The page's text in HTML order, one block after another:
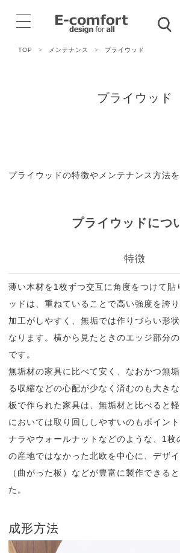
TOP > メンテナンス > プライウッド
プライウッド
プライウッドの特徴やメンテナンス方法を
プライウッドにつ
特徴
薄い木材を1枚ずつ交互に角度をつけて貼
ッドは、重ねていることで高い強度を誇
加工がしやすく、無垢では作りづらい形
なります。横から見たときのエッジ部分
です。
無垢材の家具に比べて安く、なおかつ無
る収縮などの心配が少なく済むのも大き
板で作られた家具は、無垢材と比べると
においては取り回ししやすいのもポイント
ナラやウォールナットなどのような、1枚
の産地ではなかった北欧を中心に、デザ
（曲がった板）などが豊富に製作できる
た。
成形方法